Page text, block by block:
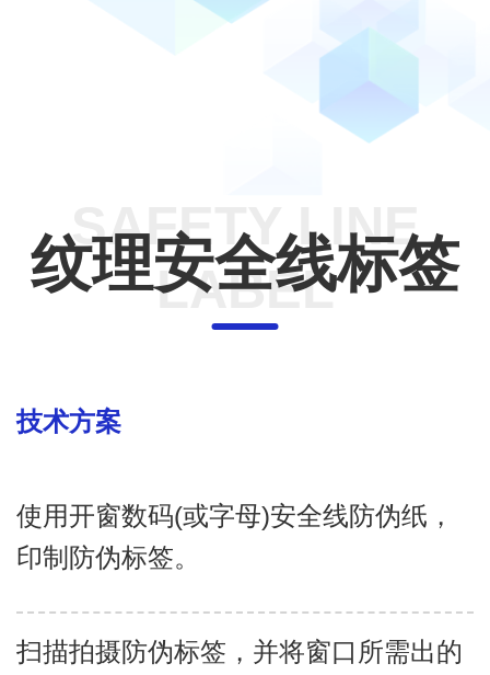
纹理安全线标签
SAFETY LINE
LABEL
技术方案
使用开窗数码(或字母)安全线防伪纸，
印制防伪标签。
扫描拍摄防伪标签，并将窗口所需出的